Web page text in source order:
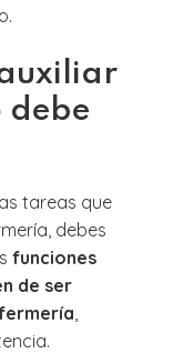
debe
tareas que
debes
funciones
de ser